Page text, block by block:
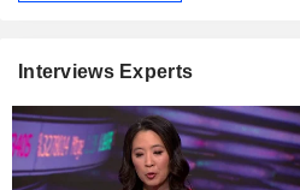
Interviews Experts